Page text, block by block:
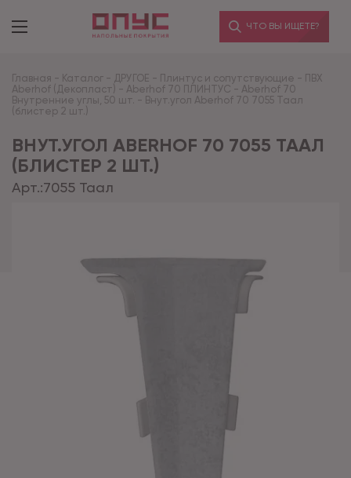
ЧТО ВЫ ИЩЕТЕ?
Главная - Каталог - ДРУГОЕ - Плинтус и сопутствующие - ПВХ
Aberhof (Декопласт) - Aberhof 70 ПЛИНТУС - Aberhof 70
Внутренние углы, 50 шт. - Внут.угол Aberhof 70 7055 Таал
(блистер 2 шт.)
ВНУТ.УГОЛ ABERHOF 70 7055 ТААЛ
(БЛИСТЕР 2 ШТ.)
Арт.:7055 Таал